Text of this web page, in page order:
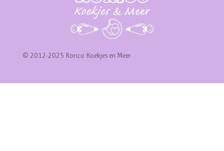
© 2012-2025 Rorico Koekjes en Meer